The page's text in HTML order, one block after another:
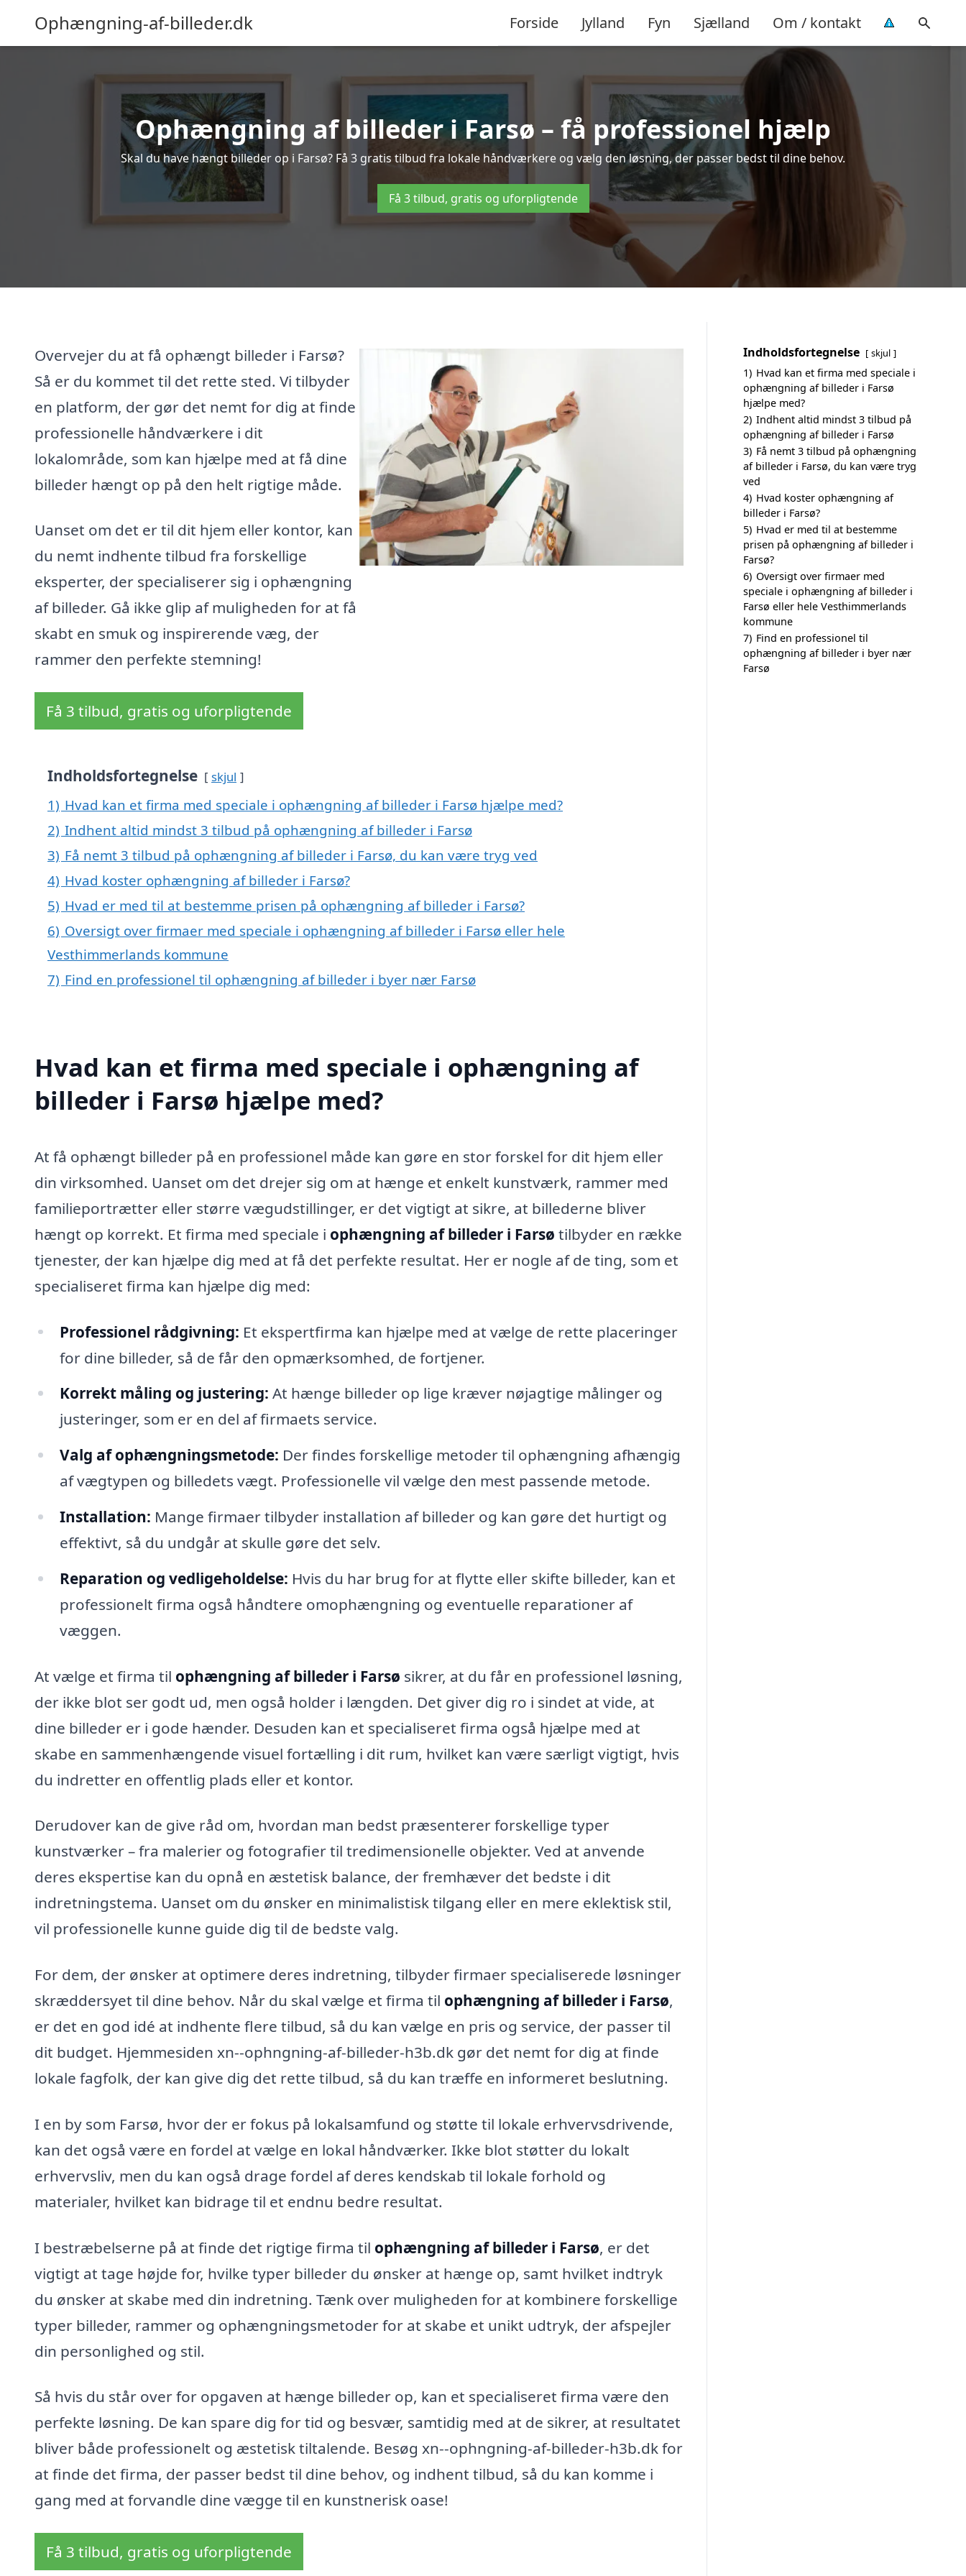
Ophængning-af-billeder.dk Forside Jylland Fyn Sjælland Om / kontakt
Ophængning af billeder i Farsø – få professionel hjælp
Skal du have hængt billeder op i Farsø? Få 3 gratis tilbud fra lokale håndværkere og vælg den løsning, der passer bedst til dine behov.
Få 3 tilbud, gratis og uforpligtende
Overvejer du at få ophængt billeder i Farsø?
Så er du kommet til det rette sted. Vi tilbyder
en platform, der gør det nemt for dig at finde
professionelle håndværkere i dit
lokalområde, som kan hjælpe med at få dine
billeder hængt op på den helt rigtige måde.
Uanset om det er til dit hjem eller kontor, kan
du nemt indhente tilbud fra forskellige
eksperter, der specialiserer sig i ophængning
af billeder. Gå ikke glip af muligheden for at få
skabt en smuk og inspirerende væg, der
rammer den perfekte stemning!
Få 3 tilbud, gratis og uforpligtende
Indholdsfortegnelse skjul
1) Hvad kan et firma med speciale i ophængning af billeder i Farsø hjælpe med?
2) Indhent altid mindst 3 tilbud på ophængning af billeder i Farsø
3) Få nemt 3 tilbud på ophængning af billeder i Farsø, du kan være tryg ved
4) Hvad koster ophængning af billeder i Farsø?
5) Hvad er med til at bestemme prisen på ophængning af billeder i Farsø?
6) Oversigt over firmaer med speciale i ophængning af billeder i Farsø eller hele
Vesthimmerlands kommune
7) Find en professionel til ophængning af billeder i byer nær Farsø
Hvad kan et firma med speciale i ophængning af
billeder i Farsø hjælpe med?
At få ophængt billeder på en professionel måde kan gøre en stor forskel for dit hjem eller
din virksomhed. Uanset om det drejer sig om at hænge et enkelt kunstværk, rammer med
familieportrætter eller større vægudstillinger, er det vigtigt at sikre, at billederne bliver
hængt op korrekt. Et firma med speciale i ophængning af billeder i Farsø tilbyder en række
tjenester, der kan hjælpe dig med at få det perfekte resultat. Her er nogle af de ting, som et
specialiseret firma kan hjælpe dig med:
Professionel rådgivning: Et ekspertfirma kan hjælpe med at vælge de rette placeringer
for dine billeder, så de får den opmærksomhed, de fortjener.
Korrekt måling og justering: At hænge billeder op lige kræver nøjagtige målinger og
justeringer, som er en del af firmaets service.
Valg af ophængningsmetode: Der findes forskellige metoder til ophængning afhængig
af vægtypen og billedets vægt. Professionelle vil vælge den mest passende metode.
Installation: Mange firmaer tilbyder installation af billeder og kan gøre det hurtigt og
effektivt, så du undgår at skulle gøre det selv.
Reparation og vedligeholdelse: Hvis du har brug for at flytte eller skifte billeder, kan et
professionelt firma også håndtere omophængning og eventuelle reparationer af
væggen.
At vælge et firma til ophængning af billeder i Farsø sikrer, at du får en professionel løsning,
der ikke blot ser godt ud, men også holder i længden. Det giver dig ro i sindet at vide, at
dine billeder er i gode hænder. Desuden kan et specialiseret firma også hjælpe med at
skabe en sammenhængende visuel fortælling i dit rum, hvilket kan være særligt vigtigt, hvis
du indretter en offentlig plads eller et kontor.
Derudover kan de give råd om, hvordan man bedst præsenterer forskellige typer
kunstværker – fra malerier og fotografier til tredimensionelle objekter. Ved at anvende
deres ekspertise kan du opnå en æstetisk balance, der fremhæver det bedste i dit
indretningstema. Uanset om du ønsker en minimalistisk tilgang eller en mere eklektisk stil,
vil professionelle kunne guide dig til de bedste valg.
For dem, der ønsker at optimere deres indretning, tilbyder firmaer specialiserede løsninger
skræddersyet til dine behov. Når du skal vælge et firma til ophængning af billeder i Farsø,
er det en god idé at indhente flere tilbud, så du kan vælge en pris og service, der passer til
dit budget. Hjemmesiden xn--ophngning-af-billeder-h3b.dk gør det nemt for dig at finde
lokale fagfolk, der kan give dig det rette tilbud, så du kan træffe en informeret beslutning.
I en by som Farsø, hvor der er fokus på lokalsamfund og støtte til lokale erhvervsdrivende,
kan det også være en fordel at vælge en lokal håndværker. Ikke blot støtter du lokalt
erhvervsliv, men du kan også drage fordel af deres kendskab til lokale forhold og
materialer, hvilket kan bidrage til et endnu bedre resultat.
I bestræbelserne på at finde det rigtige firma til ophængning af billeder i Farsø, er det
vigtigt at tage højde for, hvilke typer billeder du ønsker at hænge op, samt hvilket indtryk
du ønsker at skabe med din indretning. Tænk over muligheden for at kombinere forskellige
typer billeder, rammer og ophængningsmetoder for at skabe et unikt udtryk, der afspejler
din personlighed og stil.
Så hvis du står over for opgaven at hænge billeder op, kan et specialiseret firma være den
perfekte løsning. De kan spare dig for tid og besvær, samtidig med at de sikrer, at resultatet
bliver både professionelt og æstetisk tiltalende. Besøg xn--ophngning-af-billeder-h3b.dk for
at finde det firma, der passer bedst til dine behov, og indhent tilbud, så du kan komme i
gang med at forvandle dine vægge til en kunstnerisk oase!
Få 3 tilbud, gratis og uforpligtende
Indholdsfortegnelse skjul
1) Hvad kan et firma med speciale i
ophængning af billeder i Farsø
hjælpe med?
2) Indhent altid mindst 3 tilbud på
ophængning af billeder i Farsø
3) Få nemt 3 tilbud på ophængning
af billeder i Farsø, du kan være tryg
ved
4) Hvad koster ophængning af
billeder i Farsø?
5) Hvad er med til at bestemme
prisen på ophængning af billeder i
Farsø?
6) Oversigt over firmaer med
speciale i ophængning af billeder i
Farsø eller hele Vesthimmerlands
kommune
7) Find en professionel til
ophængning af billeder i byer nær
Farsø